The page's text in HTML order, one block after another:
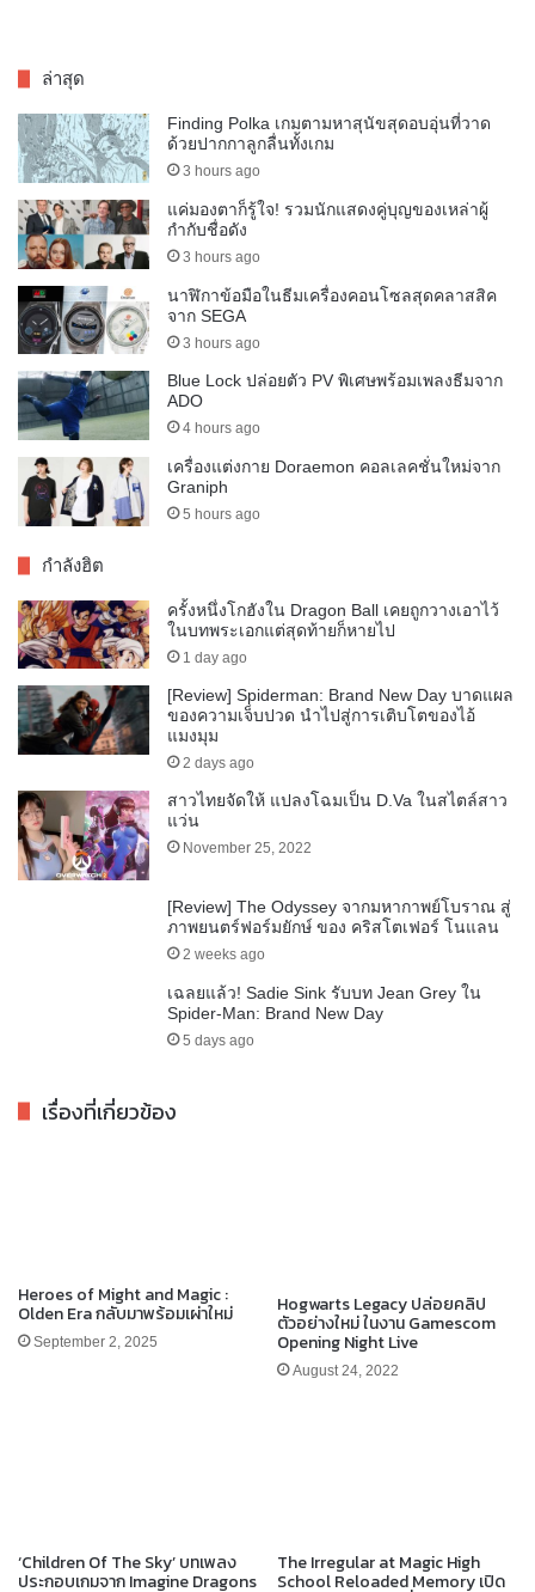
ล่าสุด
Finding Polka เกมตามหาสุนัขสุดอบอุ่นที่วาด
ด้วยปากกาลูกลื่นทั้งเกม
3 hours ago
แค่มองตาก็รู้ใจ! รวมนักแสดงคู่บุญของเหล่าผู้
กำกับชื่อดัง
3 hours ago
นาฬิกาข้อมือในธีมเครื่องคอนโซลสุดคลาสสิค
จาก SEGA
3 hours ago
Blue Lock ปล่อยตัว PV พิเศษพร้อมเพลงธีมจาก
ADO
4 hours ago
เครื่องแต่งกาย Doraemon คอลเลคชั่นใหม่จาก
Graniph
5 hours ago
กำลังฮิต
ครั้งหนึ่งโกฮังใน Dragon Ball เคยถูกวางเอาไว้
ในบทพระเอกแต่สุดท้ายก็หายไป
1 day ago
[Review] Spiderman: Brand New Day บาดแผล
ของความเจ็บปวด นำไปสู่การเติบโตของไอ้
แมงมุม
2 days ago
สาวไทยจัดให้ แปลงโฉมเป็น D.Va ในสไตล์สาว
แว่น
November 25, 2022
[Review] The Odyssey จากมหากาพย์โบราณ สู่
ภาพยนตร์ฟอร์มยักษ์ ของ คริสโตเฟอร์ โนแลน
2 weeks ago
เฉลยแล้ว! Sadie Sink รับบท Jean Grey ใน
Spider-Man: Brand New Day
5 days ago
เรื่องที่เกี่ยวข้อง
Heroes of Might and Magic :
Olden Era กลับมาพร้อมเผ่าใหม่
September 2, 2025
Hogwarts Legacy ปล่อยคลิป
ตัวอย่างใหม่ ในงาน Gamescom
Opening Night Live
August 24, 2022
‘Children Of The Sky’ บทเพลง
ประกอบเกมจาก Imagine Dragons
The Irregular at Magic High
School Reloaded Memory เปิด